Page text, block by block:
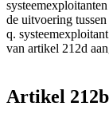
de uitvoering
q.
van artikel 212d
Artikel 212b